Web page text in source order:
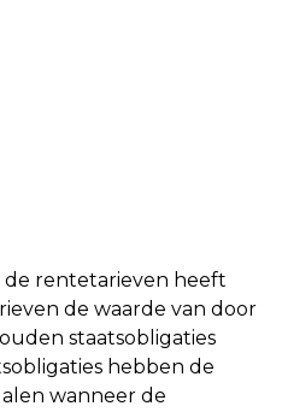
de rentetarieven heeft
de waarde van door
staatsobligaties
hebben de
wanneer de